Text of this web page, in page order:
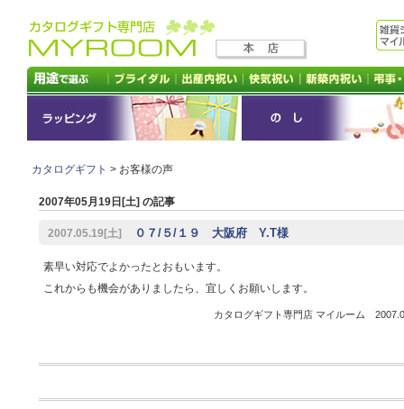
カタログギフト > お客様の声
2007年05月19日[土] の記事
2007.05.19[土] ０７/５/１９ 大阪府 Y.T様
素早い対応でよかったとおもいます。
これからも機会がありましたら、宜しくお願いします。
カタログギフト専門店 マイルーム